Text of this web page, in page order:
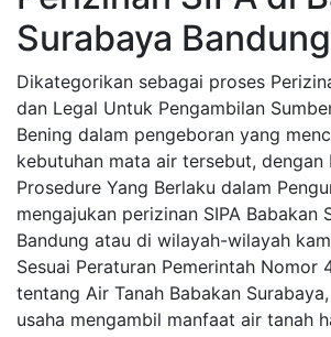
Surabaya
Dikategorikan sebagai proses
dan Legal Untuk Pengambilan
Bening dalam pengeboran yang
kebutuhan mata air tersebut, dengan
Prosedure Yang Berlaku dalam
mengajukan perizinan SIPA Babakan
Bandung atau di wilayah-wilayah
Sesuai Peraturan Pemerintah Nomor
tentang Air Tanah Babakan
usaha mengambil manfaat air tanah